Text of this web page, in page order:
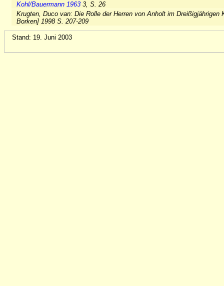
Kohl/Bauermann 1963 3, S. 26
Krugten, Duco van: Die Rolle der Herren von Anholt im
Borken] 1998 S. 207-209
Stand: 19. Juni 2003